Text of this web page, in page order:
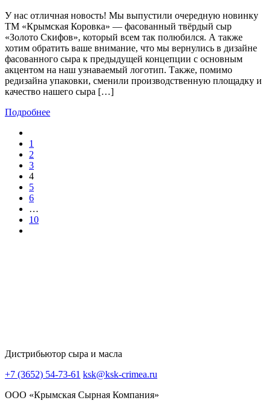
У нас отличная новость! Мы выпустили очередную новинку
ТМ «Крымская Коровка» — фасованный твёрдый сыр
«Золото Скифов», который всем так полюбился. А также
хотим обратить ваше внимание, что мы вернулись в дизайне
фасованного сыра к предыдущей концепции с основным
акцентом на наш узнаваемый логотип. Также, помимо
редизайна упаковки, сменили производственную площадку и
качество нашего сыра […]
Подробнее
1
2
3
4
5
6
…
10
Дистрибьютор сыра и масла
+7 (3652) 54-73-61 ksk@ksk-crimea.ru
ООО «Крымская Сырная Компания»